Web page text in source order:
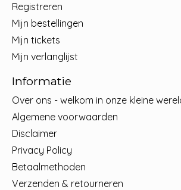
Registreren
Mijn bestellingen
Mijn tickets
Mijn verlanglijst
Informatie
Over ons - welkom in onze kleine
Algemene voorwaarden
Disclaimer
Privacy Policy
Betaalmethoden
Verzenden & retourneren